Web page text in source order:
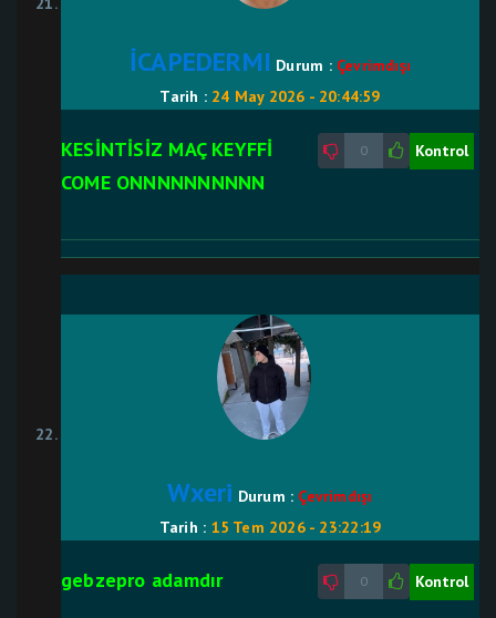
İCAPEDERMI Durum : Çevrimdışı
Tarih : 24 May 2026 - 20:44:59
0 Kontrol
KESİNTİSİZ MAÇ KEYFFİ
COME ONNNNNNNNNN
Wxeri Durum : Çevrimdışı
Tarih : 15 Tem 2026 - 23:22:19
0 Kontrol
gebzepro adamdır